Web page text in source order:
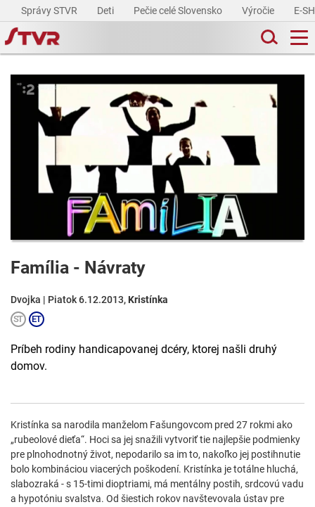
Správy STVR Deti Pečie celé Slovensko Výročie E-
Família - Návraty
Dvojka | Piatok 6.12.2013, Kristínka
Príbeh rodiny handicapovanej dcéry, ktorej našli druhý
domov.
Kristínka sa narodila manželom Fašungovcom pred 27 rokmi ako
„rubeolové dieťa“. Hoci sa jej snažili vytvoriť tie najlepšie podmienky
pre plnohodnotný život, nepodarilo sa im to, nakoľko jej postihnutie
bolo kombináciou viacerých poškodení. Kristínka je totálne hluchá,
slabozraká - s 15-timi dioptriami, má mentálny postih, srdcovú vadu
a hypotóniu svalstva. Od šiestich rokov navštevovala ústav pre